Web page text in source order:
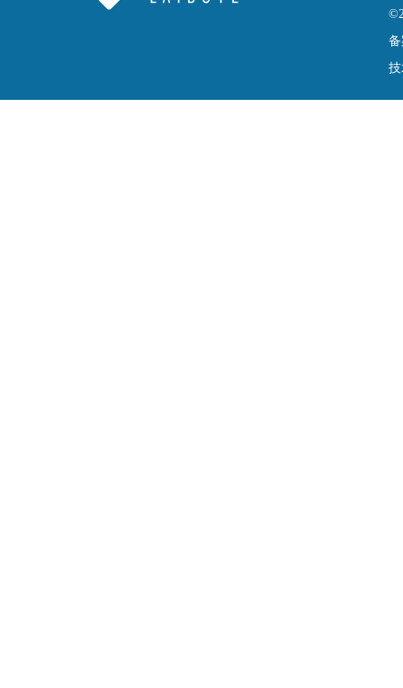
备